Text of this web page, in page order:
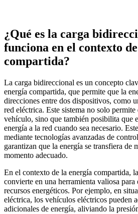
¿Qué es la carga
funciona en el contexto
compartida?
La carga bidireccional es un concepto
energía compartida, que permite que la
direcciones entre dos dispositivos, como
red eléctrica. Este sistema no solo
vehículo, sino que también posibilita que
energía a la red cuando sea necesario.
mediante tecnologías avanzadas de
garantizan que la energía se transfiera de
momento adecuado.
En el contexto de la energía compartida,
convierte en una herramienta valiosa
recursos energéticos. Por ejemplo, en
eléctrica, los vehículos eléctricos pueden
adicionales de energía, aliviando la